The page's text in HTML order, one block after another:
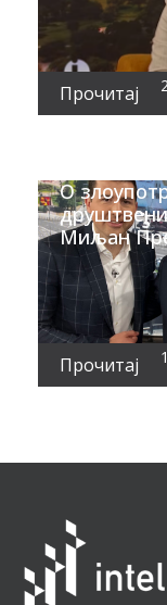
Прочитај
О
Миљан
Прочитај